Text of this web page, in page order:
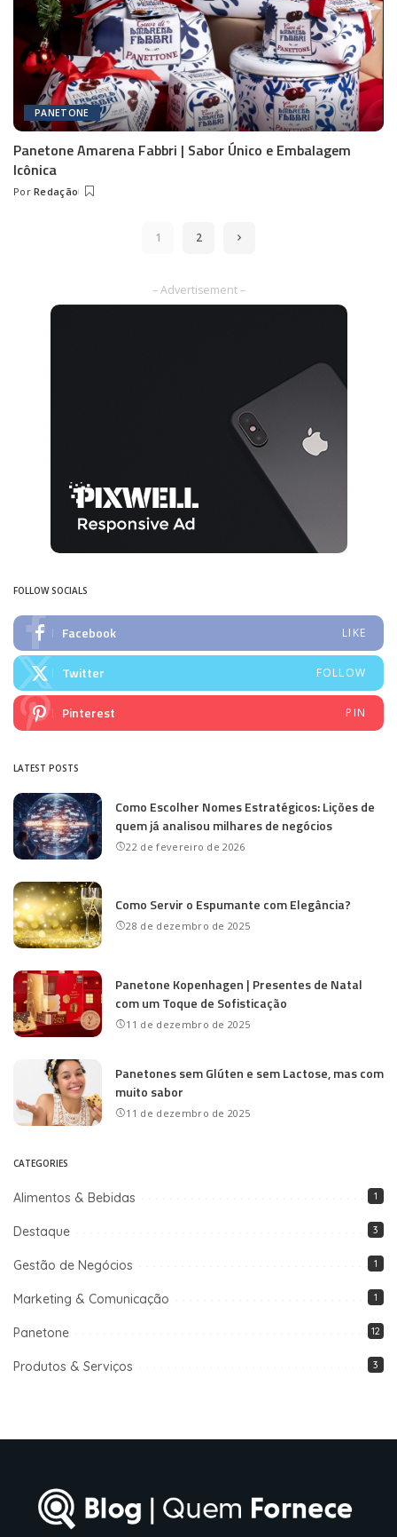
PANETONE
Panetone Amarena Fabbri | Sabor Único e Embalagem
Icônica
Posted
Por Redação
1 2
– Advertisement –
FOLLOW SOCIALS
Facebook LIKE
Twitter FOLLOW
Pinterest PIN
LATEST POSTS
Como Escolher Nomes Estratégicos: Lições de
quem já analisou milhares de negócios
22 de fevereiro de 2026
Como Servir o Espumante com Elegância?
28 de dezembro de 2025
Panetone Kopenhagen | Presentes de Natal
com um Toque de Sofisticação
11 de dezembro de 2025
Panetones sem Glúten e sem Lactose, mas com
muito sabor
11 de dezembro de 2025
CATEGORIES
Alimentos & Bebidas 1
Destaque 3
Gestão de Negócios 1
Marketing & Comunicação 1
Panetone 12
Produtos & Serviços 3